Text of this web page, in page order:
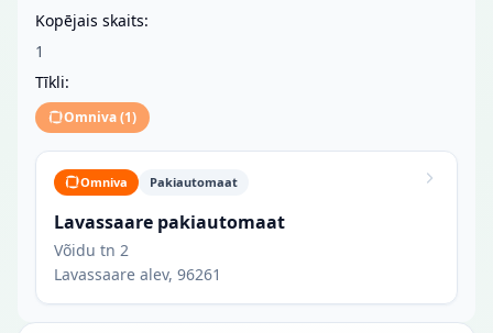
Kopējais skaits:
1
Tīkli:
Omniva(1)
Omniva Pakiautomaat
Lavassaare pakiautomaat
Võidu tn 2
Lavassaare alev, 96261